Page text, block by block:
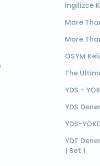
İngilizce
More
More
ÖSYM
The
YDS -
YDS
YDS-
YDT
| Set 1